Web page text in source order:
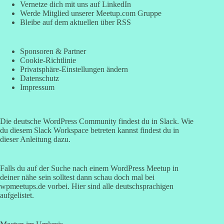
Vernetze dich mit uns auf LinkedIn
Werde Mitglied unserer Meetup.com Gruppe
Bleibe auf dem aktuellen über RSS
Sponsoren & Partner
Cookie-Richtlinie
Privatsphäre-Einstellungen ändern
Datenschutz
Impressum
Die deutsche WordPress Community findest du in Slack. Wie
du diesem Slack Workspace betreten kannst findest du in
dieser Anleitung dazu.
Falls du auf der Suche nach einem WordPress Meetup in
deiner nähe sein solltest dann schau doch mal bei
wpmeetups.de vorbei. Hier sind alle deutschsprachigen
aufgelistet.